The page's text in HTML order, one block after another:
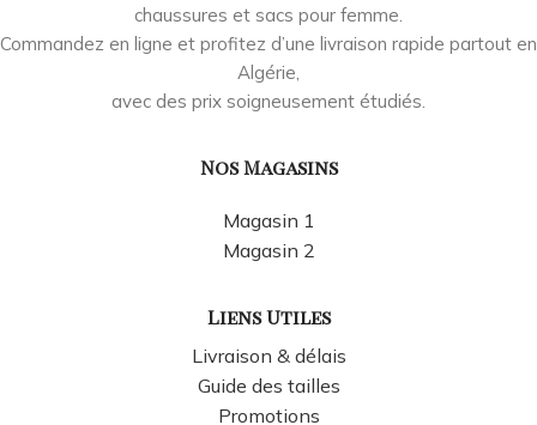
chaussures et sacs pour femme.
Commandez en ligne et profitez d’une livraison rapide partout en
Algérie,
avec des prix soigneusement étudiés.
Nos Magasins
Magasin 1
Magasin 2
Liens Utiles
Livraison & délais
Guide des tailles
Promotions